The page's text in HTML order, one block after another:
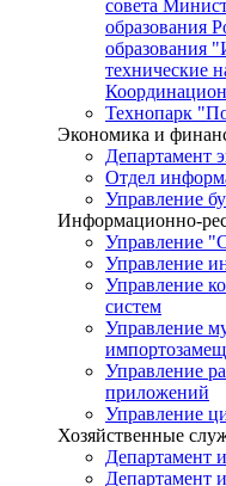
совета
образования
образования
технические
Технопарк
Экономика и
Департамент
Отдел
Управление
Информационно-
Управление
Управление
Управление
систем
Управление
Управление
приложений
Управление
Хозяйственные
Департамент
Департамент